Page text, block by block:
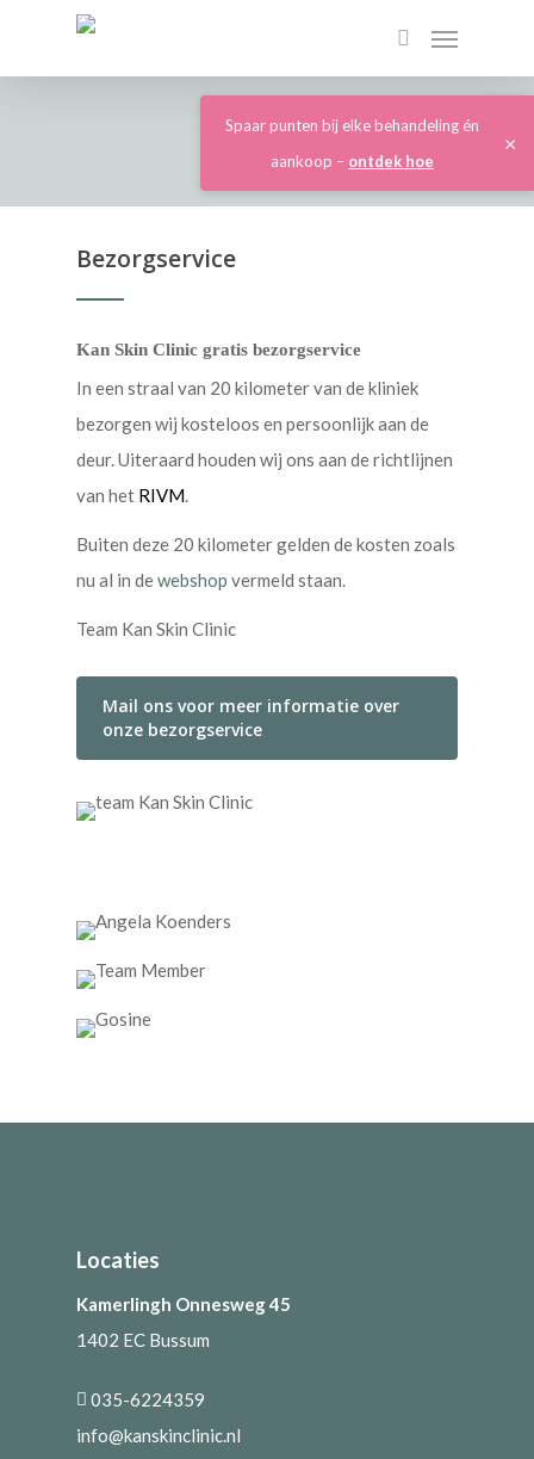
Bezorgservice
Kan Skin Clinic gratis bezorgservice
In een straal van 20 kilometer van de kliniek
bezorgen wij kosteloos en persoonlijk aan de
deur. Uiteraard houden wij ons aan de richtlijnen
van het RIVM.
Buiten deze 20 kilometer gelden de kosten zoals
nu al in dewebshop vermeld staan.
Team Kan Skin Clinic
Mail ons voor meer informatie over
onze bezorgservice
Locaties
Kamerlingh Onnesweg 45
1402 EC Bussum
035-6224359
info@kanskinclinic.nl
Spaar punten bij elke behandeling én
aankoop – ontdek hoe
×